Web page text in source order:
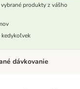
produkty z vášho
kedykoľvek
dávkovanie